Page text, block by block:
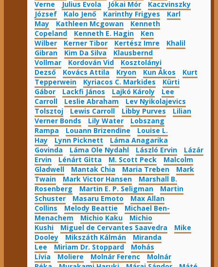
Verne
Julius Evola Jókai Mór
Kaczvinszky
József
Kalo Jenő Karinthy Frigyes
Karl
May
Kathleen Mcgowan
Kenneth
Copeland
Kenneth E. Hagin
Ken
Wilber
Kerner Tibor Kertész Imre
Khalil
Gibran
Kim Da Silva
Klausbernd
Vollmar
Kordován Vid
Kosztolányi
Dezső
Kovács Attila Kryon Kun Ákos
Kurt
Tepperwein
Kyriacos C. Markides
Kürti
Gábor
Lackfi János Lajkó Károly
Lee
Carroll
Leslie Abraham
Lev Nyikolajevics
Tolsztoj
Lewis Carroll Libby Purves
Lilian
Verner Bonds
Lily Water
Lobszang
Rampa
Louann Brizendine
Louise L.
Hay
Lynn Picknett
Láma Anagarika
Govinda
Láma Ole Nydahl László Ervin
Lázár
Ervin
Lénárt Gitta M. Scott Peck
Malcolm
Gladwell
Mantak Chia Maria Treben
Mark
Twain
Mark Victor Hansen
Marshall B.
Rosenberg
Martin E. P. Seligman
Martin
Schuster
Masaru Emoto
Max Allan
Collins
Melody Beattie
Michael Ben-
Menachem
Michio Kaku
Michio
Kushi
Miguel de Cervantes Saavedra
Mike
Dooley
Mikszáth Kálmán
Miranda
Lee
Miriam Dr. Stoppard
Mohás
Lívia
Moliere Molnár Ferenc
Molnár